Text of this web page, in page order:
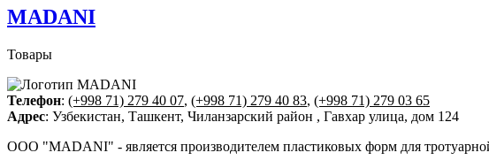
MADANI
Товары
Телефон: (+998 71) 279 40 07, (+998 71) 279 40 83, (+998 71) 279 03 65
Адрес: Узбекистан, Ташкент, Чиланзарский район , Гавхар улица, дом 124
OOO "MADANI" - является производителем пластиковых форм для